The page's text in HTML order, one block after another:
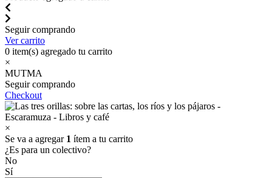
Seguir comprando
Ver carrito
0 item(s) agregado tu carrito
×
MUTMA
Seguir comprando
Checkout
×
Se va a agregar 1 ítem a tu carrito
¿Es para un colectivo?
No
Sí